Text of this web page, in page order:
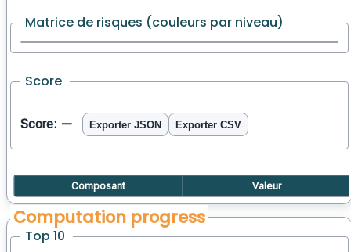
Matrice de risques (couleurs par niveau)
Score
Score: — Exporter JSON Exporter CSV
Composant Valeur
Computation progress
Top 10